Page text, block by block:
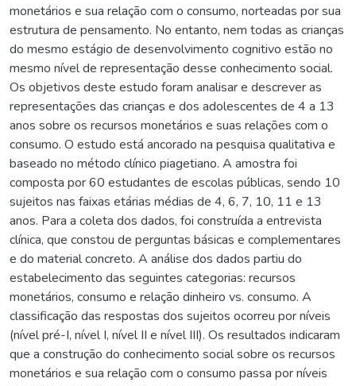
monetários e sua relação com o consumo, norteadas por sua
estrutura de pensamento. No entanto, nem todas as crianças
do mesmo estágio de desenvolvimento cognitivo estão no
mesmo nível de representação desse conhecimento social.
Os objetivos deste estudo foram analisar e descrever as
representações das crianças e dos adolescentes de 4 a 13
anos sobre os recursos monetários e suas relações com o
consumo. O estudo está ancorado na pesquisa qualitativa e
baseado no método clínico piagetiano. A amostra foi
composta por 60 estudantes de escolas públicas, sendo 10
sujeitos nas faixas etárias médias de 4, 6, 7, 10, 11 e 13
anos. Para a coleta dos dados, foi construída a entrevista
clínica, que constou de perguntas básicas e complementares
e do material concreto. A análise dos dados partiu do
estabelecimento das seguintes categorias: recursos
monetários, consumo e relação dinheiro vs. consumo. A
classificação das respostas dos sujeitos ocorreu por níveis
(nível pré-I, nível I, nível II e nível III). Os resultados indicaram
que a construção do conhecimento social sobre os recursos
monetários e sua relação com o consumo passa por níveis